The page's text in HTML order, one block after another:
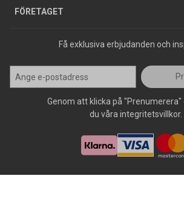
FÖRETAGET
Press
Få exklusiva erbjudanden och
Genom att klicka på "Prenumerera"
du våra integritetsvillkor.